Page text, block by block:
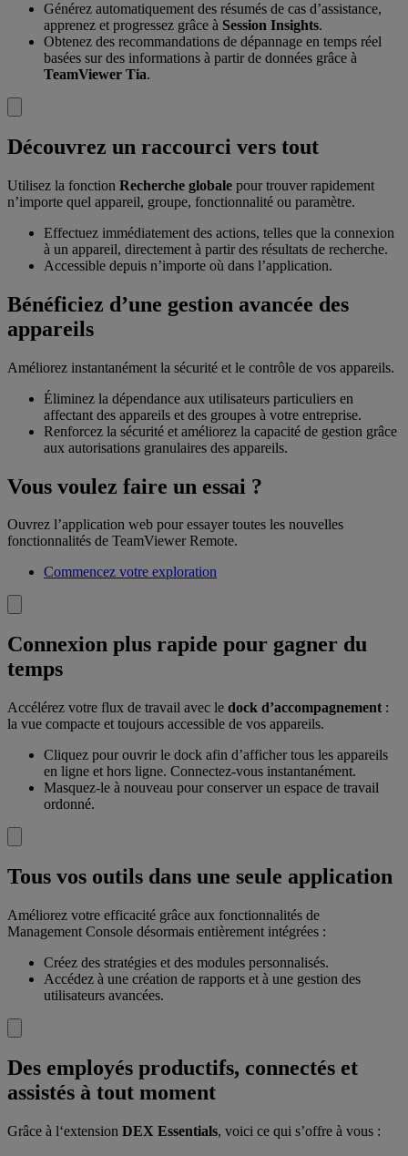
Générez automatiquement des résumés de cas d’assistance,
apprenez et progressez grâce à Session Insights.
Obtenez des recommandations de dépannage en temps réel
basées sur des informations à partir de données grâce à
TeamViewer Tia.
Découvrez un raccourci vers tout
Utilisez la fonction Recherche globale pour trouver rapidement
n’importe quel appareil, groupe, fonctionnalité ou paramètre.
Effectuez immédiatement des actions, telles que la connexion
à un appareil, directement à partir des résultats de recherche.
Accessible depuis n’importe où dans l’application.
Bénéficiez d’une gestion avancée des
appareils
Améliorez instantanément la sécurité et le contrôle de vos appareils.
Éliminez la dépendance aux utilisateurs particuliers en
affectant des appareils et des groupes à votre entreprise.
Renforcez la sécurité et améliorez la capacité de gestion grâce
aux autorisations granulaires des appareils.
Vous voulez faire un essai ?
Ouvrez l’application web pour essayer toutes les nouvelles
fonctionnalités de TeamViewer Remote.
Commencez votre exploration
Connexion plus rapide pour gagner du
temps
Accélérez votre flux de travail avec le dock d’accompagnement :
la vue compacte et toujours accessible de vos appareils.
Cliquez pour ouvrir le dock afin d’afficher tous les appareils
en ligne et hors ligne. Connectez-vous instantanément.
Masquez-le à nouveau pour conserver un espace de travail
ordonné.
Tous vos outils dans une seule application
Améliorez votre efficacité grâce aux fonctionnalités de
Management Console désormais entièrement intégrées :
Créez des stratégies et des modules personnalisés.
Accédez à une création de rapports et à une gestion des
utilisateurs avancées.
Des employés productifs, connectés et
assistés à tout moment
Grâce à l‘extension DEX Essentials, voici ce qui s’offre à vous :